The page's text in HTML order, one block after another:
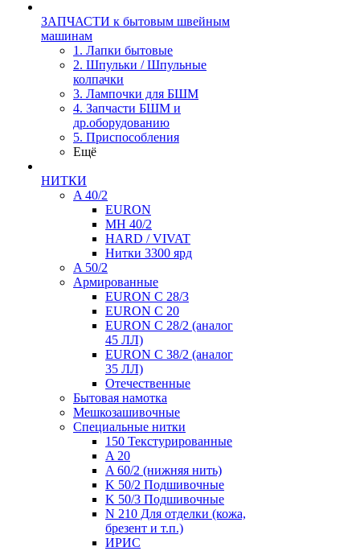
ЗАПЧАСТИ к бытовым швейным
машинам
1. Лапки бытовые
2. Шпульки / Шпульные
колпачки
3. Лампочки для БШМ
4. Запчасти БШМ и
др.оборудованию
5. Приспособления
Ещё
НИТКИ
A 40/2
EURON
MH 40/2
HARD / VIVAT
Нитки 3300 ярд
A 50/2
Армированные
EURON C 28/3
EURON C 20
EURON C 28/2 (аналог
45 ЛЛ)
EURON C 38/2 (аналог
35 ЛЛ)
Отечественные
Бытовая намотка
Мешкозашивочные
Специальные нитки
150 Текстурированные
A 20
A 60/2 (нижняя нить)
K 50/2 Подшивочные
K 50/3 Подшивочные
N 210 Для отделки (кожа,
брезент и т.п.)
ИРИС